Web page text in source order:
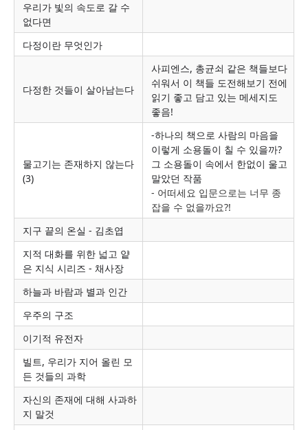
우리가 빛의 속도로 갈 수
없다면
다정이란 무엇인가
다정한 것들이 살아남는다
사피엔스, 총균쇠 같은 책들보다
쉬워서 이 책들 도전해보기 전에
읽기 좋고 담고 있는 메세지도
좋음!
물고기는 존재하지 않는다
(3)
-하나의 책으로 사람의 마음을
이렇게 소용돌이 칠 수 있을까?
그 소용돌이 속에서 한없이 울고
말았던 작품
- 어떠세요 입문으로는 너무 종
잡을 수 없을까요?!
지구 끝의 온실 - 김초엽
지적 대화를 위한 넓고 얕
은 지식 시리즈 - 채사장
하늘과 바람과 별과 인간
우주의 구조
이기적 유전자
빌트, 우리가 지어 올린 모
든 것들의 과학
자신의 존재에 대해 사과하
지 말것